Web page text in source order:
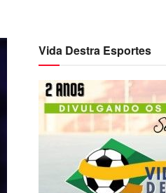
Vida Destra Esportes